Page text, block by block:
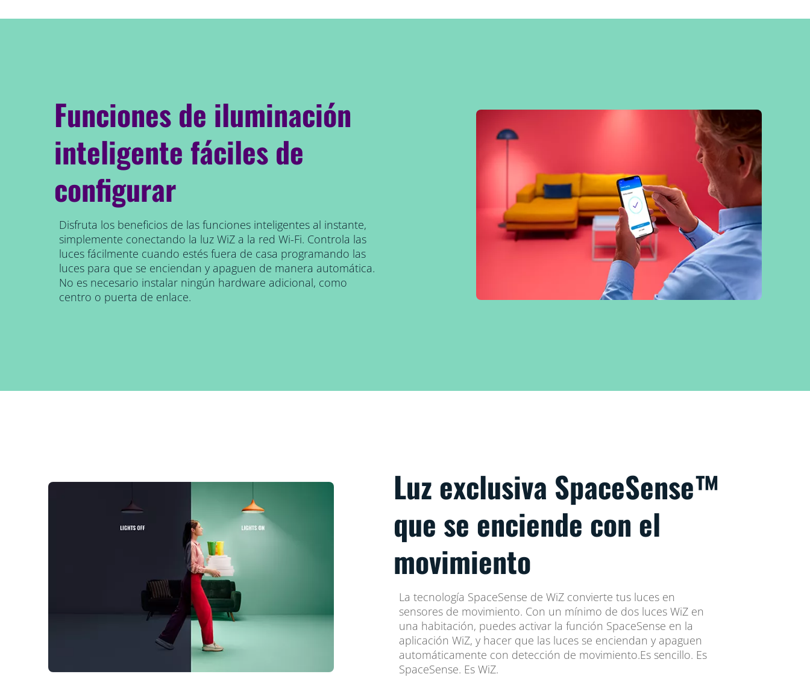
Funciones de iluminación
inteligente fáciles de
configurar
Disfruta los beneficios de las funciones inteligentes al instante,
simplemente conectando la luz WiZ a la red Wi-Fi. Controla las
luces fácilmente cuando estés fuera de casa programando las
luces para que se enciendan y apaguen de manera automática.
No es necesario instalar ningún hardware adicional, como
centro o puerta de enlace.
Luz exclusiva SpaceSense™
que se enciende con el
movimiento
La tecnología SpaceSense de WiZ convierte tus luces en
sensores de movimiento. Con un mínimo de dos luces WiZ en
una habitación, puedes activar la función SpaceSense en la
aplicación WiZ, y hacer que las luces se enciendan y apaguen
automáticamente con detección de movimiento.Es sencillo. Es
SpaceSense. Es WiZ.